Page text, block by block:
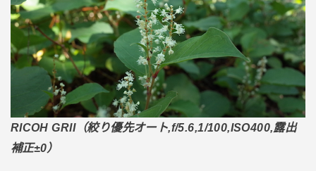
RICOH GRII（絞り優先オート,f/5.6,1/100,ISO400,露出
補正±0）